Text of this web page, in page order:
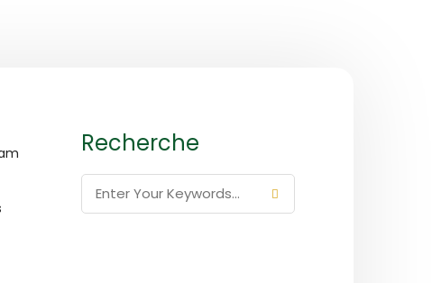
Recherche